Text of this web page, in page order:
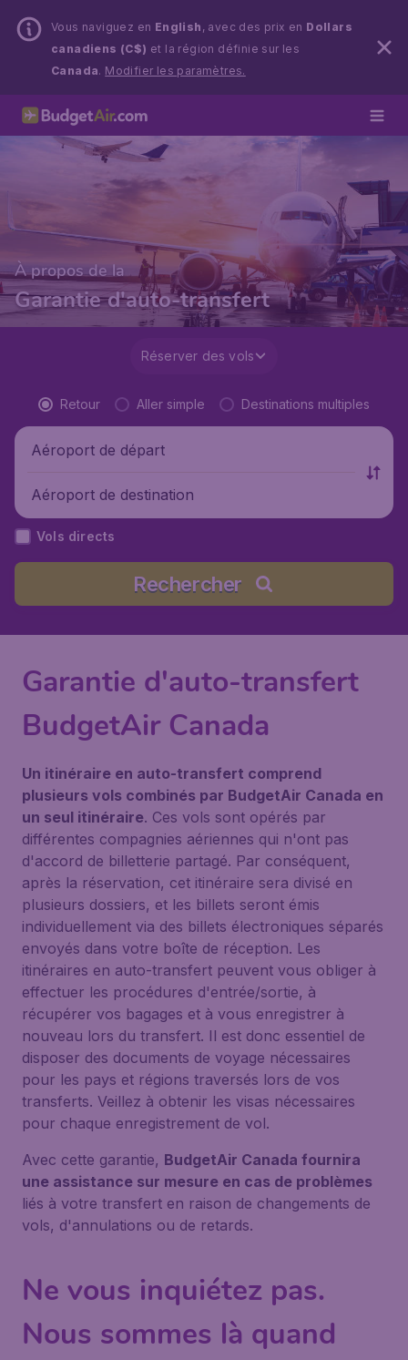
Vous naviguez en English , avec des prix en Dollars
canadiens (C$) et la région définie sur les
Canada. Modifier les paramètres.
À propos de la
Garantie d'auto-transfert
Réserver des vols
Retour Aller simple Destinations multiples
Aéroport de départ
Aéroport de destination
Vols directs
Rechercher
Garantie d'auto-transfert
BudgetAir Canada
Un itinéraire en auto-transfert comprend
plusieurs vols combinés par BudgetAir Canada en
un seul itinéraire. Ces vols sont opérés par
différentes compagnies aériennes qui n'ont pas
d'accord de billetterie partagé. Par conséquent,
après la réservation, cet itinéraire sera divisé en
plusieurs dossiers, et les billets seront émis
individuellement via des billets électroniques séparés
envoyés dans votre boîte de réception. Les
itinéraires en auto-transfert peuvent vous obliger à
effectuer les procédures d'entrée/sortie, à
récupérer vos bagages et à vous enregistrer à
nouveau lors du transfert. Il est donc essentiel de
disposer des documents de voyage nécessaires
pour les pays et régions traversés lors de vos
transferts. Veillez à obtenir les visas nécessaires
pour chaque enregistrement de vol.
Avec cette garantie, BudgetAir Canada fournira
une assistance sur mesure en cas de problèmes
liés à votre transfert en raison de changements de
vols, d'annulations ou de retards.
Ne vous inquiétez pas.
Nous sommes là quand